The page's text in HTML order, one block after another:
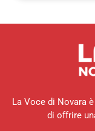
La Voce di Novara
di offrire